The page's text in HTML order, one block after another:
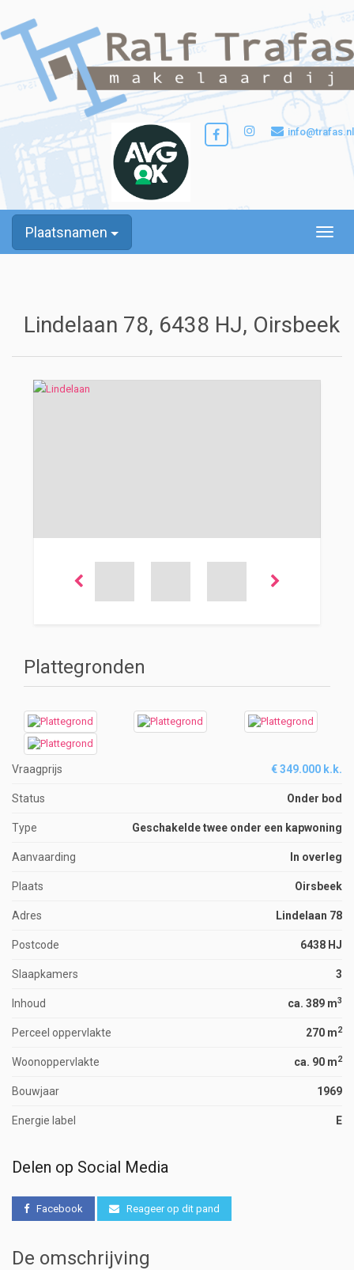
info@trafas.nl
Plaatsnamen
Lindelaan 78, 6438 HJ, Oirsbeek
Plattegronden
Vraagprijs € 349.000 k.k.
Status Onder bod
Type Geschakelde twee onder een kapwoning
Aanvaarding In overleg
Plaats Oirsbeek
Adres Lindelaan 78
Postcode 6438 HJ
Slaapkamers 3
Inhoud ca. 389 m3
Perceel oppervlakte 270 m2
Woonoppervlakte ca. 90 m2
Bouwjaar 1969
Energie label E
Delen op Social Media
Facebook Reageer op dit pand
De omschrijving